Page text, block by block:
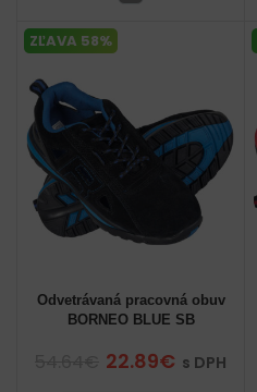
ZĽAVA 58%
Odvetrávaná pracovná obuv
BORNEO BLUE SB
22.89€ s DPH